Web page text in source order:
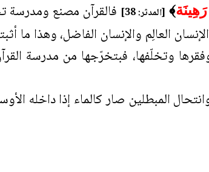
﴾ [المدثر: 38]
فالقرآن مصنع
العالِم والإنسان الفاضل، وهذا ما
وفقرها وتخلّفها، فبتخرّجها من
المبطلين صار كالماء إذا داخله